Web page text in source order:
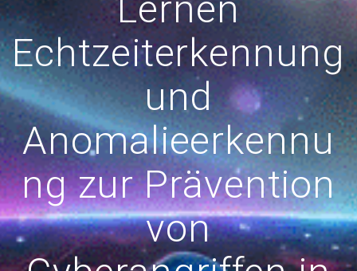
Echtzeiterkennung
und
Anomalieerkennu
ng zur Prävention
von